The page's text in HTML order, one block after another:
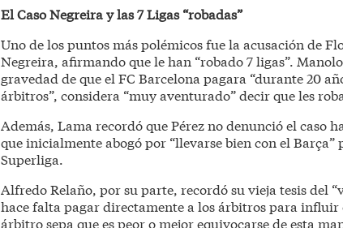
El Caso Negreira y las 7 Ligas “robadas”
Uno de los puntos más polémicos fue la acusación de
Negreira, afirmando que le han “robado 7 ligas”.
gravedad de que el FC Barcelona pagara “durante 20
árbitros”, considera “muy aventurado” decir que les
Además, Lama recordó que Pérez no denunció el caso
que inicialmente abogó por “llevarse bien con el Barça”
Superliga.
Alfredo Relaño, por su parte, recordó su vieja tesis del
hace falta pagar directamente a los árbitros para influir
árbitro sepa que es peor o mejor equivocarse de esta